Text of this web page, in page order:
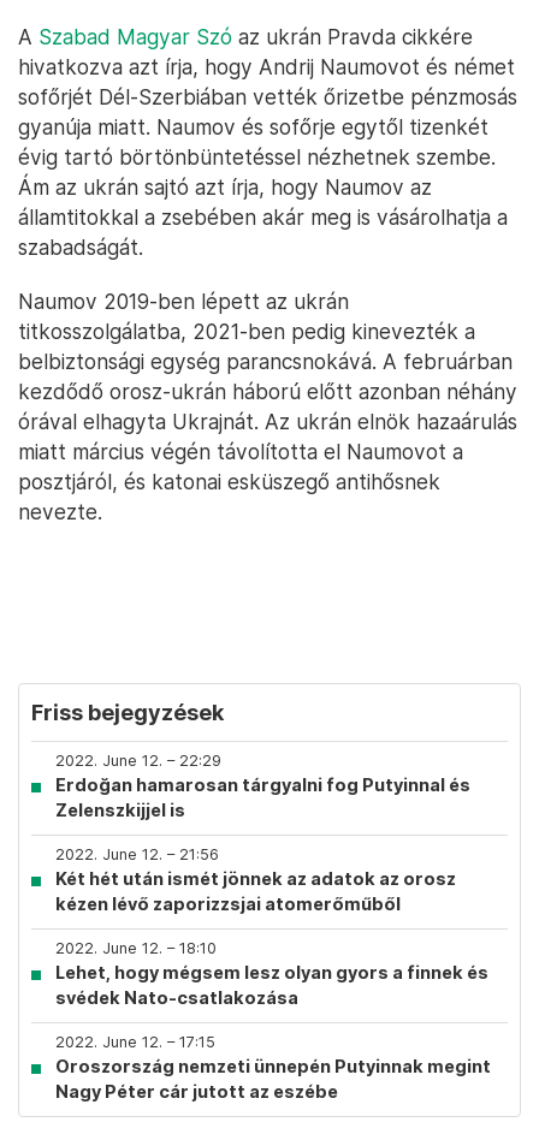
A Szabad Magyar Szó az ukrán Pravda cikkére
hivatkozva azt írja, hogy Andrij Naumovot és német
sofőrjét Dél-Szerbiában vették őrizetbe pénzmosás
gyanúja miatt. Naumov és sofőrje egytől tizenkét
évig tartó börtönbüntetéssel nézhetnek szembe.
Ám az ukrán sajtó azt írja, hogy Naumov az
államtitokkal a zsebében akár meg is vásárolhatja a
szabadságát.
Naumov 2019-ben lépett az ukrán
titkosszolgálatba, 2021-ben pedig kinevezték a
belbiztonsági egység parancsnokává. A februárban
kezdődő orosz-ukrán háború előtt azonban néhány
órával elhagyta Ukrajnát. Az ukrán elnök hazaárulás
miatt március végén távolította el Naumovot a
posztjáról, és katonai esküszegő antihősnek
nevezte.
Friss bejegyzések
2022. June 12. – 22:29
Erdoğan hamarosan tárgyalni fog Putyinnal és
Zelenszkijjel is
2022. June 12. – 21:56
Két hét után ismét jönnek az adatok az orosz
kézen lévő zaporizzsjai atomerőműből
2022. June 12. – 18:10
Lehet, hogy mégsem lesz olyan gyors a finnek és
svédek Nato-csatlakozása
2022. June 12. – 17:15
Oroszország nemzeti ünnepén Putyinnak megint
Nagy Péter cár jutott az eszébe